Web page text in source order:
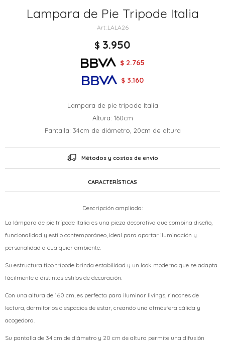
Lampara de Pie Tripode Italia
LALA26
$ 3.950
$ 2.765
$ 3.160
Lampara de pie trípode Italia
Altura: 160cm
Pantalla: 34cm de diámetro, 20cm de altura
Métodos y costos de envío
CARACTERÍSTICAS
Descripción ampliada:
La lámpara de pie trípode Italia es una pieza decorativa que combina diseño,
funcionalidad y estilo contemporáneo, ideal para aportar iluminación y
personalidad a cualquier ambiente.
Su estructura tipo trípode brinda estabilidad y un look moderno que se adapta
fácilmente a distintos estilos de decoración.
Con una altura de 160 cm, es perfecta para iluminar livings, rincones de
lectura, dormitorios o espacios de estar, creando una atmósfera cálida y
acogedora.
Su pantalla de 34 cm de diámetro y 20 cm de altura permite una difusión